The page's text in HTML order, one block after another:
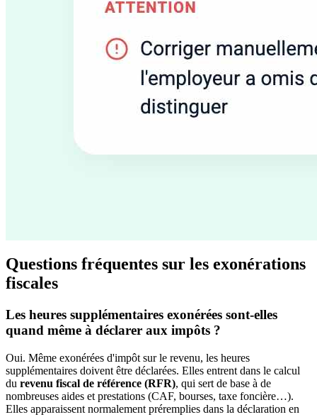
Questions fréquentes sur les exonérations
fiscales
Les heures supplémentaires exonérées sont-elles
quand même à déclarer aux impôts ?
Oui. Même exonérées d'impôt sur le revenu, les heures
supplémentaires doivent être déclarées. Elles entrent dans le calcul
du revenu fiscal de référence (RFR), qui sert de base à de
nombreuses aides et prestations (CAF, bourses, taxe foncière…).
Elles apparaissent normalement préremplies dans la déclaration en